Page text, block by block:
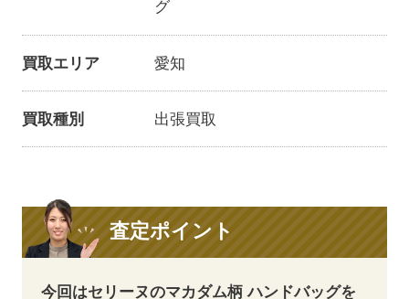
グ
買取エリア 愛知
買取種別 出張買取
査定ポイント
今回はセリーヌのマカダム柄 ハンドバッグを